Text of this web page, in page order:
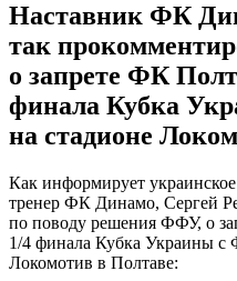
Наставник ФК
так
о запрете ФК
финала Кубка
на стадионе
Как информирует
тренер ФК Динамо, Сергей
по поводу решения ФФУ, о
1/4 финала Кубка Украины с
Локомотив в Полтаве: